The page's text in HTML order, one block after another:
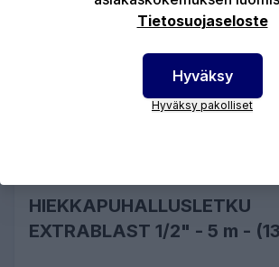
HIEKKAPUHALLUSLETKU
EXTRABLAST 1/2" - 5 m -
Tietosuojaseloste
Hyväksy
Hyväksy pakolliset